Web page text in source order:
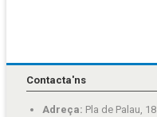
Contacta'ns
Adreça: Pla de Palau, 18